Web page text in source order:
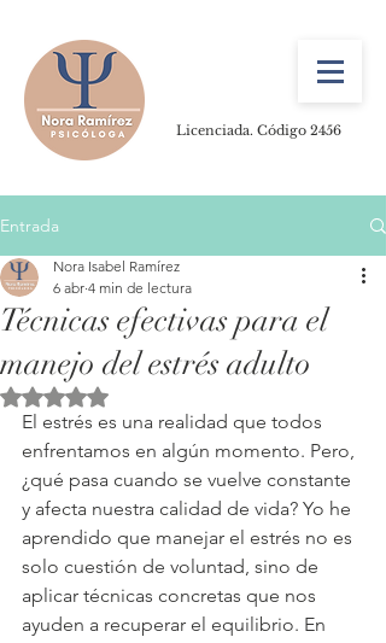
Licenciada. Código 2456
Entrada
Técnicas efectivas para el
manejo del estrés adulto
Nora Isabel Ramírez
6 abr 4 min de lectura
Obtuvo NaN de 5 estrellas.
El estrés es una realidad que todos
enfrentamos en algún momento. Pero,
¿qué pasa cuando se vuelve constante
y afecta nuestra calidad de vida? Yo he
aprendido que manejar el estrés no es
solo cuestión de voluntad, sino de
aplicar técnicas concretas que nos
ayuden a recuperar el equilibrio. En